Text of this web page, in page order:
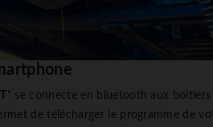
" se connecte en bluetooth aux
de télécharger le programme de